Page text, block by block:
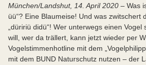
München/Landshut, 14. April 2020 – Was
üü“? Eine Blaumeise! Und was zwitschert
„düririü didü“! Wer unterwegs einen
will, wer da trällert, kann jetzt wieder per
Vogelstimmenhotline mit dem
mit dem BUND Naturschutz nutzen – der